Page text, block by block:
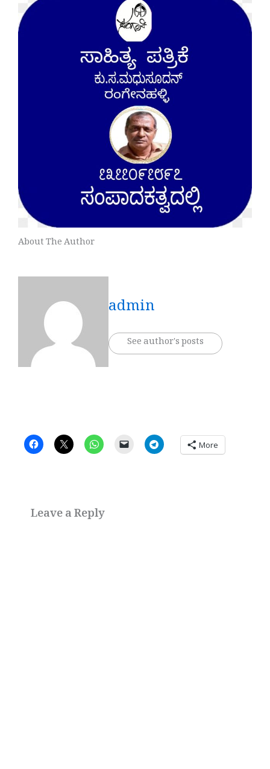
About The Author
admin
See author's posts
More
Leave a Reply